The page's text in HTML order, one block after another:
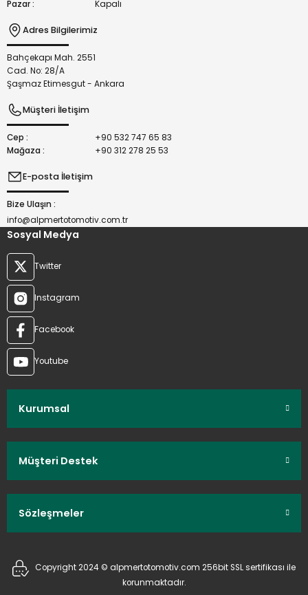
Pazar :
Kapalı
Adres Bilgilerimiz
Bahçekapı Mah. 2551
Cad. No: 28/A
Şaşmaz Etimesgut - Ankara
Müşteri İletişim
Cep :
+90 532 747 65 83
Mağaza :
+90 312 278 25 53
E-posta İletişim
Bize Ulaşın :
info@alpmertotomotiv.com.tr
Sosyal Medya
Twitter
Instagram
Facebook
Youtube
Kurumsal
Müşteri Destek
Sözleşmeler
Copyright 2024 © alpmertotomotiv.com 256bit SSL sertifikası ile
korunmaktadır.